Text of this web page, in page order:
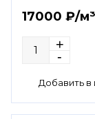
17000 ₽/м³